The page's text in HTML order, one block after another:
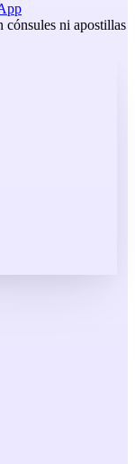
cónsules ni apostillas